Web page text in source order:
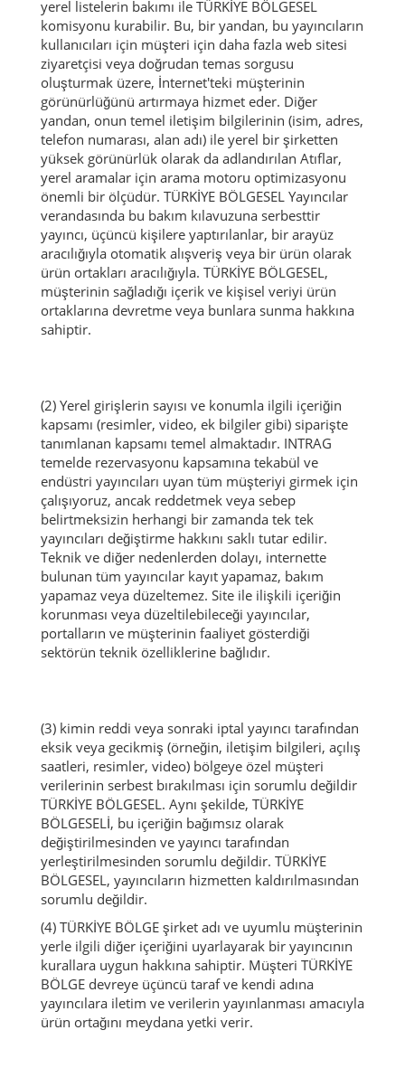
yerel listelerin bakımı ile TÜRKİYE BÖLGESEL
komisyonu kurabilir. Bu, bir yandan, bu yayıncıların
kullanıcıları için müşteri için daha fazla web sitesi
ziyaretçisi veya doğrudan temas sorgusu
oluşturmak üzere, İnternet'teki müşterinin
görünürlüğünü artırmaya hizmet eder. Diğer
yandan, onun temel iletişim bilgilerinin (isim, adres,
telefon numarası, alan adı) ile yerel bir şirketten
yüksek görünürlük olarak da adlandırılan Atıflar,
yerel aramalar için arama motoru optimizasyonu
önemli bir ölçüdür. TÜRKİYE BÖLGESEL Yayıncılar
verandasında bu bakım kılavuzuna serbesttir
yayıncı, üçüncü kişilere yaptırılanlar, bir arayüz
aracılığıyla otomatik alışveriş veya bir ürün olarak
ürün ortakları aracılığıyla. TÜRKİYE BÖLGESEL,
müşterinin sağladığı içerik ve kişisel veriyi ürün
ortaklarına devretme veya bunlara sunma hakkına
sahiptir.
(2) Yerel girişlerin sayısı ve konumla ilgili içeriğin
kapsamı (resimler, video, ek bilgiler gibi) siparişte
tanımlanan kapsamı temel almaktadır. INTRAG
temelde rezervasyonu kapsamına tekabül ve
endüstri yayıncıları uyan tüm müşteriyi girmek için
çalışıyoruz, ancak reddetmek veya sebep
belirtmeksizin herhangi bir zamanda tek tek
yayıncıları değiştirme hakkını saklı tutar edilir.
Teknik ve diğer nedenlerden dolayı, internette
bulunan tüm yayıncılar kayıt yapamaz, bakım
yapamaz veya düzeltemez. Site ile ilişkili içeriğin
korunması veya düzeltilebileceği yayıncılar,
portalların ve müşterinin faaliyet gösterdiği
sektörün teknik özelliklerine bağlıdır.
(3) kimin reddi veya sonraki iptal yayıncı tarafından
eksik veya gecikmiş (örneğin, iletişim bilgileri, açılış
saatleri, resimler, video) bölgeye özel müşteri
verilerinin serbest bırakılması için sorumlu değildir
TÜRKİYE BÖLGESEL. Aynı şekilde, TÜRKİYE
BÖLGESELİ, bu içeriğin bağımsız olarak
değiştirilmesinden ve yayıncı tarafından
yerleştirilmesinden sorumlu değildir. TÜRKİYE
BÖLGESEL, yayıncıların hizmetten kaldırılmasından
sorumlu değildir.
(4) TÜRKİYE BÖLGE şirket adı ve uyumlu müşterinin
yerle ilgili diğer içeriğini uyarlayarak bir yayıncının
kurallara uygun hakkına sahiptir. Müşteri TÜRKİYE
BÖLGE devreye üçüncü taraf ve kendi adına
yayıncılara iletim ve verilerin yayınlanması amacıyla
ürün ortağını meydana yetki verir.